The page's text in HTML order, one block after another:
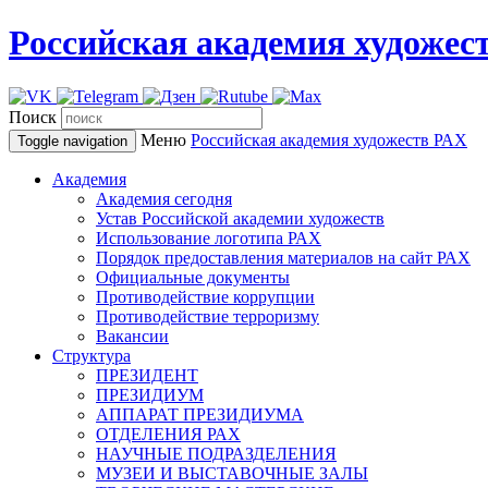
Российская академия
Поиск
Toggle navigation Меню Российская академия художеств РАХ
Академия
Академия сегодня
Устав Российской академии художеств
Использование логотипа РАХ
Порядок предоставления материалов на сайт РАХ
Официальные документы
Противодействие коррупции
Противодействие терроризму
Вакансии
Структура
ПРЕЗИДЕНТ
ПРЕЗИДИУМ
АППАРАТ ПРЕЗИДИУМА
ОТДЕЛЕНИЯ РАХ
НАУЧНЫЕ ПОДРАЗДЕЛЕНИЯ
МУЗЕИ И ВЫСТАВОЧНЫЕ ЗАЛЫ